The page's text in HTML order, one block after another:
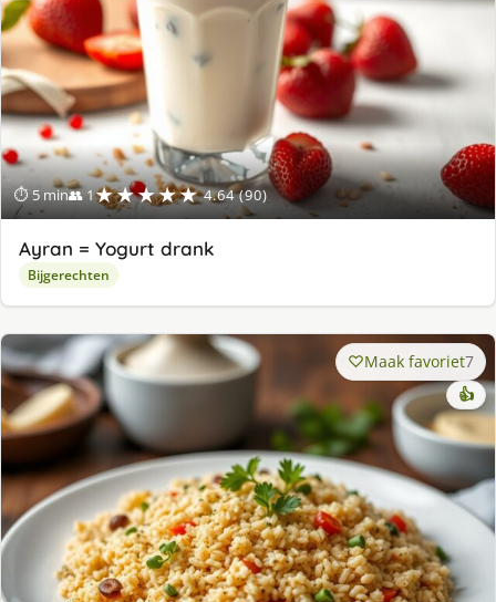
⏱ 5 min👥 1★★★★★ 4.64 (90)
Ayran = Yogurt drank
Bijgerechten
Maak favoriet7
👍